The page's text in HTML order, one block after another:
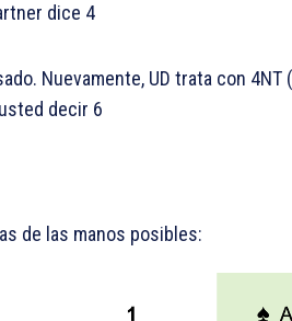
dice 4
Nuevamente, UD trata con
decir 6
de las manos posibles: